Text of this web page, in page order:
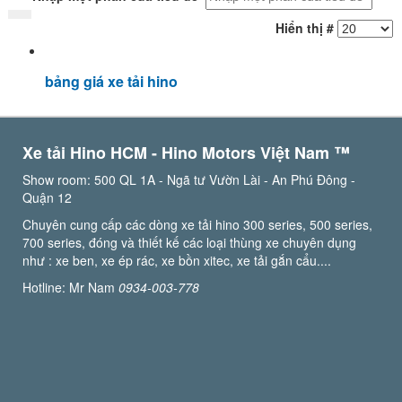
Hiển thị #
bảng giá xe tải hino
Xe tải Hino HCM - Hino Motors Việt Nam ™️
Show room: 500 QL 1A - Ngã tư Vườn Lài - An Phú Đông -
Quận 12
Chuyên cung cấp các dòng xe tải hino 300 series, 500 series,
700 series, đóng và thiết kế các loại thùng xe chuyên dụng
như : xe ben, xe ép rác, xe bồn xitec, xe tải gắn cẩu....
Hotline: Mr Nam 0934-003-778